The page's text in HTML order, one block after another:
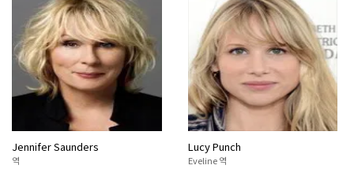
Jennifer Saunders
역
Lucy Punch
Eveline 역